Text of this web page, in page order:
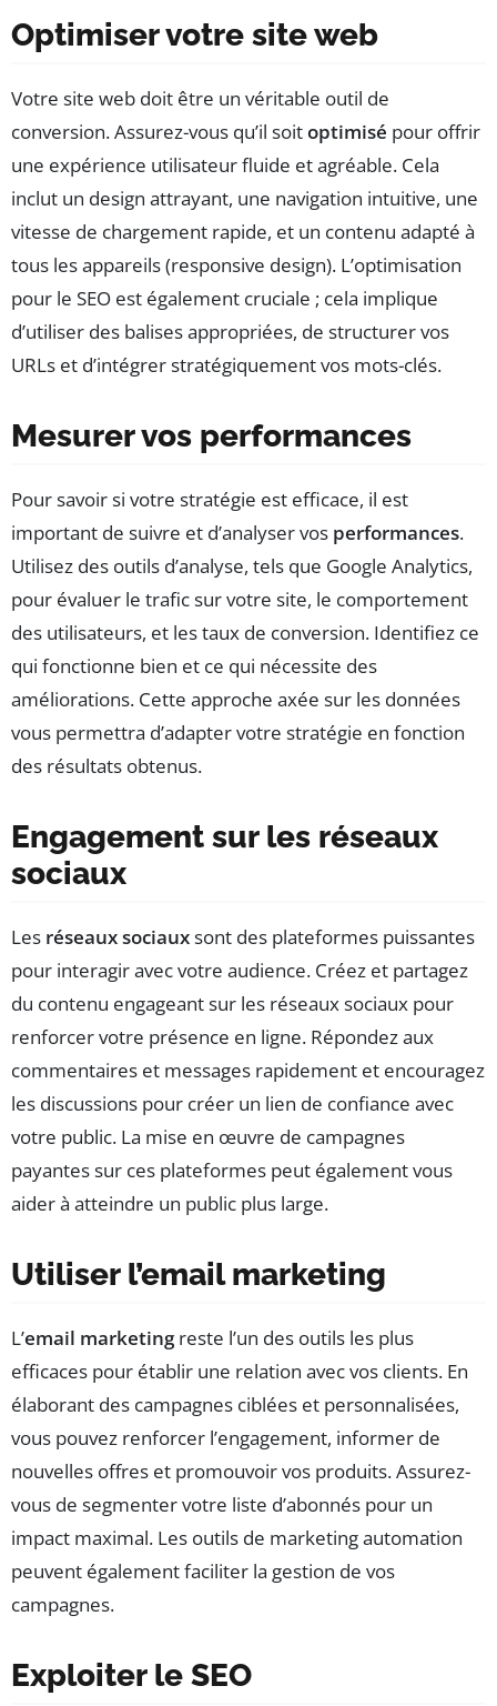
Optimiser votre site web
Votre site web doit être un véritable outil de
conversion. Assurez-vous qu’il soitoptimisé pour offrir
une expérience utilisateur fluide et agréable. Cela
inclut un design attrayant, une navigation intuitive, une
vitesse de chargement rapide, et un contenu adapté à
tous les appareils (responsive design). L’optimisation
pour le SEO est également cruciale ; cela implique
d’utiliser des balises appropriées, de structurer vos
URLs et d’intégrer stratégiquement vos mots-clés.
Mesurer vos performances
Pour savoir si votre stratégie est efficace, il est
important de suivre et d’analyser vos performances.
Utilisez des outils d’analyse, tels que Google Analytics,
pour évaluer le trafic sur votre site, le comportement
des utilisateurs, et les taux de conversion. Identifiez ce
qui fonctionne bien et ce qui nécessite des
améliorations. Cette approche axée sur les données
vous permettra d’adapter votre stratégie en fonction
des résultats obtenus.
Engagement sur les réseaux
sociaux
Les réseaux sociauxsont des plateformes puissantes
pour interagir avec votre audience. Créez et partagez
du contenu engageant sur les réseaux sociaux pour
renforcer votre présence en ligne. Répondez aux
commentaires et messages rapidement et encouragez
les discussions pour créer un lien de confiance avec
votre public. La mise en œuvre de campagnes
payantes sur ces plateformes peut également vous
aider à atteindre un public plus large.
Utiliser l’email marketing
L’email marketingreste l’un des outils les plus
efficaces pour établir une relation avec vos clients. En
élaborant des campagnes ciblées et personnalisées,
vous pouvez renforcer l’engagement, informer de
nouvelles offres et promouvoir vos produits. Assurez-
vous de segmenter votre liste d’abonnés pour un
impact maximal. Les outils de marketing automation
peuvent également faciliter la gestion de vos
campagnes.
Exploiter le SEO